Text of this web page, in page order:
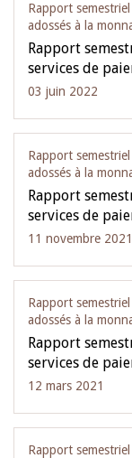
Rapport
adossés à la
Rapport
services de
03 juin 2022
Rapport
adossés à la
Rapport
services de
11 novembre 2021
Rapport
adossés à la
Rapport
services de
12 mars 2021
Rapport